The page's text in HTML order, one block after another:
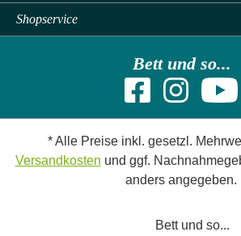
Bett und so...
Shopservice
* Alle Preise inkl. gesetzl.
Versandkosten und ggf.
anders angegeben.
Bett und so...